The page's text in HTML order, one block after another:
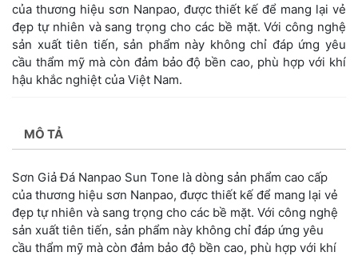
của thương hiệu sơn Nanpao, được thiết kế để mang lại vẻ
đẹp tự nhiên và sang trọng cho các bề mặt. Với công nghệ
sản xuất tiên tiến, sản phẩm này không chỉ đáp ứng yêu
cầu thẩm mỹ mà còn đảm bảo độ bền cao, phù hợp với khí
hậu khắc nghiệt của Việt Nam.
MÔ TẢ
Sơn Giả Đá Nanpao Sun Tone là dòng sản phẩm cao cấp
của thương hiệu sơn Nanpao, được thiết kế để mang lại vẻ
đẹp tự nhiên và sang trọng cho các bề mặt. Với công nghệ
sản xuất tiên tiến, sản phẩm này không chỉ đáp ứng yêu
cầu thẩm mỹ mà còn đảm bảo độ bền cao, phù hợp với khí